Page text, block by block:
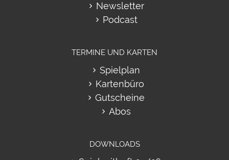
Newsletter
Podcast
TERMINE UND KARTEN
Spielplan
Kartenbüro
Gutscheine
Abos
DOWNLOADS